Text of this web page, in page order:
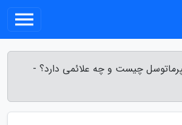
چیست و چه علائمی دارد؟ -